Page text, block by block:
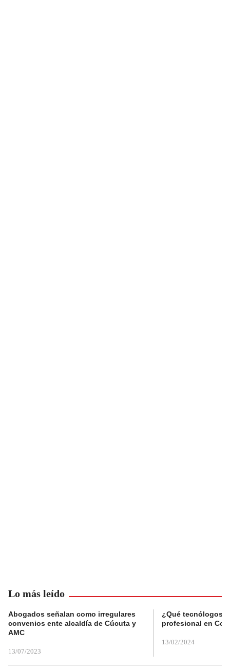
Lo más leído
Abogados señalan como irregulares
convenios ente alcaldía de Cúcuta y
AMC
13/07/2023
¿Qué tecnólogos
profesional en
13/02/2024